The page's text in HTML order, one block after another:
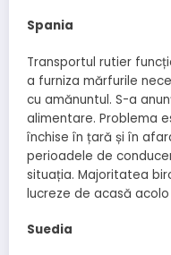
Spania
Transportul rutier
a furniza mărfurile
cu amănuntul. S-a
alimentare. Problema
închise în țară și în
perioadele de
situația. Majoritatea
lucreze de acasă
Suedia